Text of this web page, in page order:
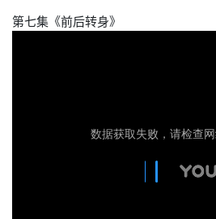
第七集《前后转身》